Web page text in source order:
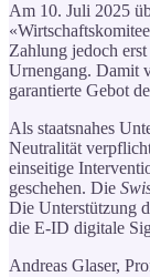
Am 10. Juli 2025
Zahlung jedoch
Urnengang. Damit
garantierte Gebot
Als staatsnahes
Neutralität
einseitige
geschehen. Die
Die Unterstützung
die E-ID digitale
Andreas Glaser,